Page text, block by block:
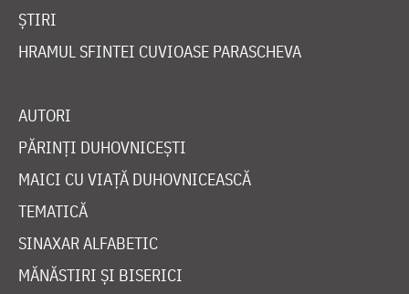
ȘTIRI
HRAMUL SFINTEI CUVIOASE PARASCHEVA
AUTORI
PĂRINȚI DUHOVNICEȘTI
MAICI CU VIAȚĂ DUHOVNICEASCĂ
TEMATICĂ
SINAXAR ALFABETIC
MĂNĂSTIRI ȘI BISERICI